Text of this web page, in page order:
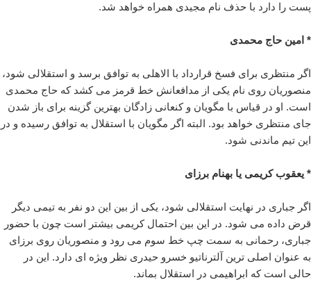
پست را دارد با حذف نام مجیدی همراه خواهد شد.
* امین حاج محمدی
اگر منتظری برای فسخ قرارداد با الاهلی به توافق برسد و استقلالی شود،
منصوریان روی نام یکی از مدافعانش خط قرمز می کشد که حاج محمدی
است. او در قیاس با مگویان و کنعانی زادگان بهترین گزینه برای باز شدن
جای منتظری خواهد بود. البته اگر مگویان با استقلال به توافق رسیده و در
این تیم ماندنی شود.
* یعقوب کریمی یا بهنام برزای
اگر جباری در نهایت استقلالی شود، یکی از بین این دو نفر به تیمی دیگر
قرض داده می شود. در این بین احتمال کریمی بیشتر است چون با حضور
جباری، رحمانی به سمت چپ خط سوم می رود و منصوریان روی برزای
به عنوان اصلی ترین آلترناتیو خسرو حیدری نظر ویژه ای دارد. این در
حالی است که ابراهیمی در استقلال بماند.